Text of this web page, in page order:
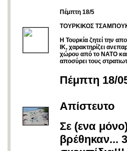
Πέμπτη 18/5
ΤΟΥΡΚΙΚΟΣ
Η Τουρκία ζητεί την
ΙΚ, χαρακτηρίζει
χώρου από το ΝΑΤΟ και
αποσύρει τους
Πέμπτη 18/
Aπίστευτο
Σε (ενα
βρέθηκαν...